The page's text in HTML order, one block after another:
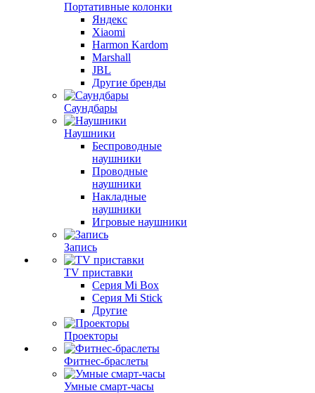
Портативные колонки
Яндекс
Xiaomi
Harmon Kardom
Marshall
JBL
Другие бренды
Саундбары
Наушники
Беспроводные
наушники
Проводные
наушники
Накладные
наушники
Игровые наушники
Запись
TV приставки
Серия Mi Box
Серия Mi Stick
Другие
Проекторы
Фитнес-браслеты
Умные смарт-часы